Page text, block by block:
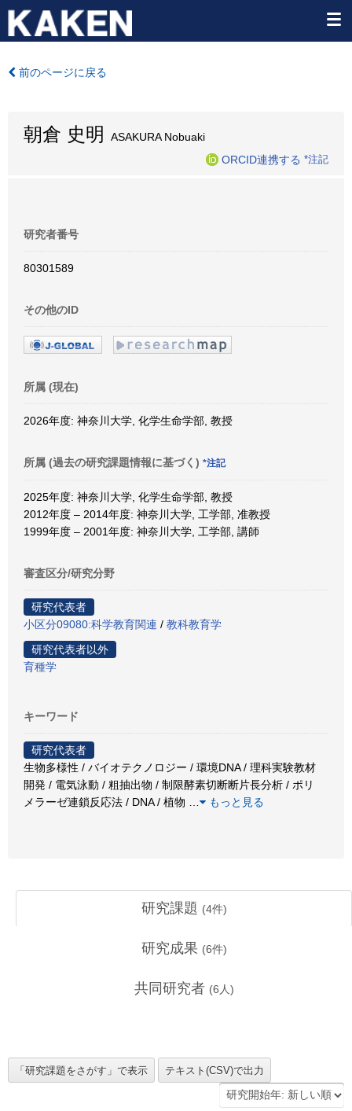
前のページに戻る
朝倉 史明
ASAKURA Nobuaki
ORCID連携する *注記
研究者番号
80301589
その他のID
所属 (現在)
2026年度: 神奈川大学, 化学生命学部, 教授
所属 (過去の研究課題情報に基づく) *注記
2025年度: 神奈川大学, 化学生命学部, 教授
2012年度 – 2014年度: 神奈川大学, 工学部, 准教授
1999年度 – 2001年度: 神奈川大学, 工学部, 講師
審査区分/研究分野
研究代表者
小区分09080:科学教育関連 / 教科教育学
研究代表者以外
育種学
キーワード
研究代表者
生物多様性 / バイオテクノロジー / 環境DNA / 理科実験教材
開発 / 電気泳動 / 粗抽出物 / 制限酵素切断断片長分析 / ポリ
メラーゼ連鎖反応法 / DNA / 植物
もっと見る
研究課題 (4件)
研究成果 (6件)
共同研究者 (6 人)